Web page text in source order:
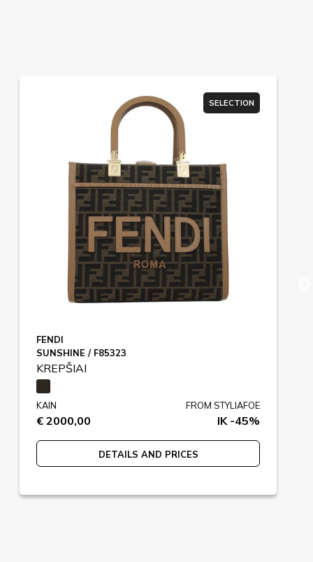
SELECTION
FENDI
SUNSHINE / F85323
KREPŠIAI
KAIN
€ 2000,00
FROM STYLIAFOE
IK -45%
DETAILS AND PRICES